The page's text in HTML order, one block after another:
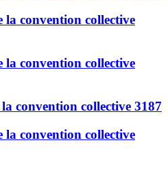
convention collective
convention collective
convention collective 3187
convention collective